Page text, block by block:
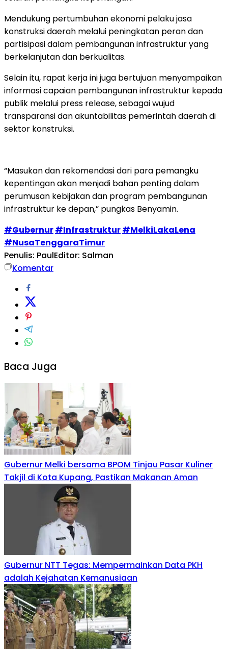
Mendukung pertumbuhan ekonomi pelaku jasa
konstruksi daerah melalui peningkatan peran dan
partisipasi dalam pembangunan infrastruktur yang
berkelanjutan dan berkualitas.
Selain itu, rapat kerja ini juga bertujuan menyampaikan
informasi capaian pembangunan infrastruktur kepada
publik melalui press release, sebagai wujud
transparansi dan akuntabilitas pemerintah daerah di
sektor konstruksi.
“Masukan dan rekomendasi dari para pemangku
kepentingan akan menjadi bahan penting dalam
perumusan kebijakan dan program pembangunan
infrastruktur ke depan,” pungkas Benyamin.
#Gubernur#Infrastruktur#MelkiLakaLena
#NusaTenggaraTimur
Penulis: PaulEditor: Salman
Komentar
Baca Juga
Gubernur Melki bersama BPOM Tinjau Pasar Kuliner
Takjil di Kota Kupang, Pastikan Makanan Aman
Gubernur NTT Tegas: Mempermainkan Data PKH
adalah Kejahatan Kemanusiaan